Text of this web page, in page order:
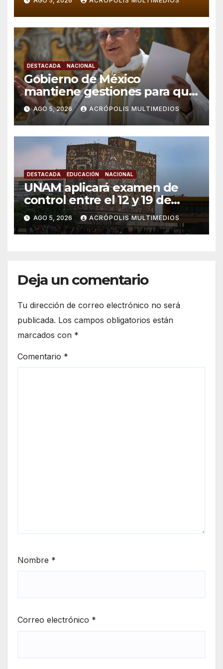
DESTACADA NACIONAL
Gobierno de México
mantiene gestiones para que
el Papa León XIV visite el país
AGO 5, 2026 ACRÓPOLIS MULTIMEDIOS
DESTACADA EDUCACIÓN NACIONAL
UNAM aplicará examen de
control entre el 12 y 19 de
agosto tras polémica por
resultados
AGO 5, 2026 ACRÓPOLIS MULTIMEDIOS
Deja un comentario
Tu dirección de correo electrónico no será
publicada. Los campos obligatorios están
marcados con *
Comentario *
Nombre *
Correo electrónico *